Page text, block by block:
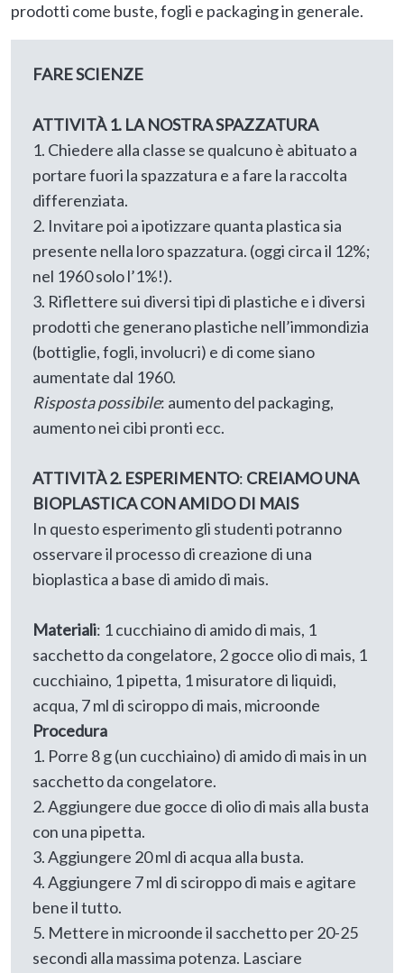
prodotti come buste, fogli e packaging in generale.
FARE SCIENZE
ATTIVITÀ 1. LA NOSTRA SPAZZATURA
1. Chiedere alla classe se qualcuno è abituato a
portare fuori la spazzatura e a fare la raccolta
differenziata.
2. Invitare poi a ipotizzare quanta plastica sia
presente nella loro spazzatura. (oggi circa il 12%;
nel 1960 solo l’1%!).
3. Riflettere sui diversi tipi di plastiche e i diversi
prodotti che generano plastiche nell’immondizia
(bottiglie, fogli, involucri) e di come siano
aumentate dal 1960.
Risposta possibile: aumento del packaging,
aumento nei cibi pronti ecc.
ATTIVITÀ 2. ESPERIMENTO: CREIAMO UNA
BIOPLASTICA CON AMIDO DI MAIS
In questo esperimento gli studenti potranno
osservare il processo di creazione di una
bioplastica a base di amido di mais.
Materiali: 1 cucchiaino di amido di mais, 1
sacchetto da congelatore, 2 gocce olio di mais, 1
cucchiaino, 1 pipetta, 1 misuratore di liquidi,
acqua, 7 ml di sciroppo di mais, microonde
Procedura
1. Porre 8 g (un cucchiaino) di amido di mais in un
sacchetto da congelatore.
2. Aggiungere due gocce di olio di mais alla busta
con una pipetta.
3. Aggiungere 20 ml di acqua alla busta.
4. Aggiungere 7 ml di sciroppo di mais e agitare
bene il tutto.
5. Mettere in microonde il sacchetto per 20-25
secondi alla massima potenza. Lasciare